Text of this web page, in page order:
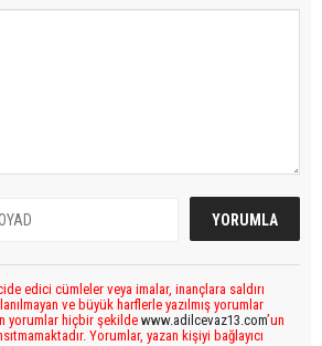
edici cümleler veya imalar, inançlara saldırı
ve büyük harflerle yazılmış yorumlar
yorumlar hiçbir şekilde www.adilcevaz13.com’un
Yorumlar, yazan kişiyi bağlayıcı